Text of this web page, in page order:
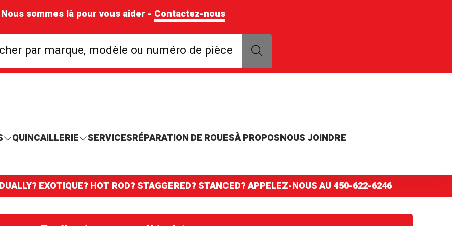
Nous sommes là pour vous aider - Contactez-nous
par marque, modèle ou numéro de pièce
Rechercher par marque, modèle ou numéro de pièce
QUINCAILLERIE SERVICESRÉPARATION DE ROUESÀ PROPOSNOUS JOINDRE
EXOTIQUE? HOT ROD? STAGGERED? STANCED? APPELEZ-NOUS AU450-622-6246